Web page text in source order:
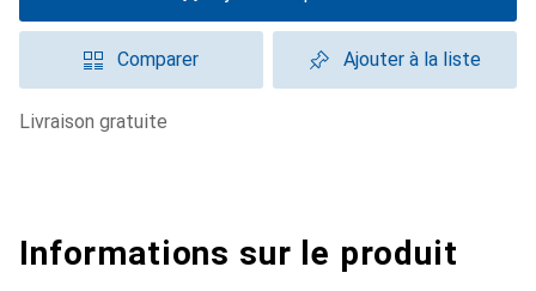
Comparer Ajouter à la liste
livraison gratuite
Informations sur le produit